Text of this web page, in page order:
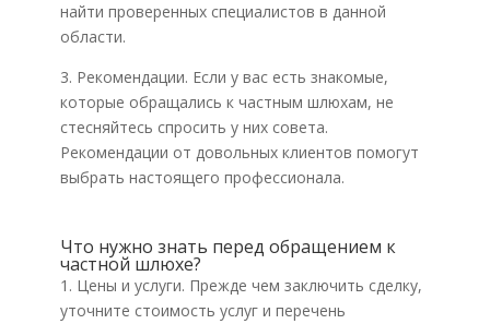
найти проверенных специалистов в данной
области.
3. Рекомендации. Если у вас есть знакомые,
которые обращались к частным шлюхам, не
стесняйтесь спросить у них совета.
Рекомендации от довольных клиентов помогут
выбрать настоящего профессионала.
Что нужно знать перед обращением к
частной шлюхе?
1. Цены и услуги. Прежде чем заключить сделку,
уточните стоимость услуг и перечень